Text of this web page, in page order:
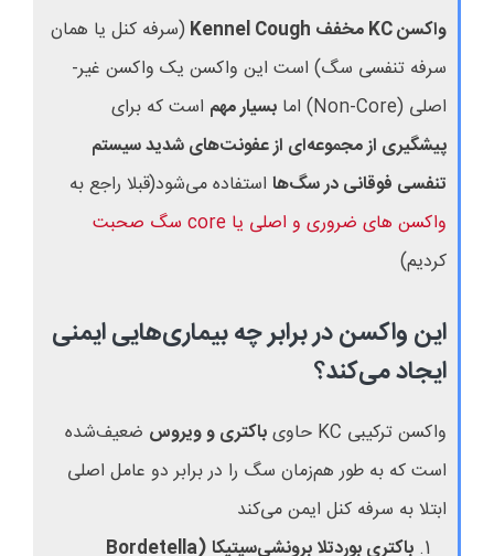
واکسنKCمخفف Kennel Cough (سرفه کنل یا همان
سرفه تنفسی سگ‌) است این واکسن یک واکسن غیر-
اصلی (Non-Core) اما بسیار مهم است که برای
پیشگیری از مجموعه‌ای از عفونت‌های شدید سیستم
تنفسی فوقانی در سگ‌ها استفاده می‌شود(قبلا راجع به
واکسن های ضروری و اصلی یا core سگ صحبت
کردیم)
این واکسن در برابر چه بیماری‌هایی ایمنی
ایجاد می‌کند؟
واکسن ترکیبی KC حاویباکتری و ویروس ضعیف‌شده
است که به طور هم‌زمان سگ را در برابر دو عامل اصلی
ابتلا به سرفه کنل ایمن می‌کند
1. باکتری بوردتلا برونشی‌سپتیکا(
Bordetella